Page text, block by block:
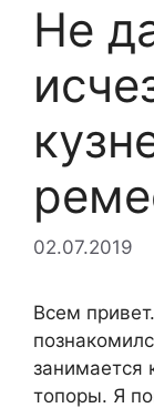
Не
02.07.2019
Всем
занимается
топоры. Я